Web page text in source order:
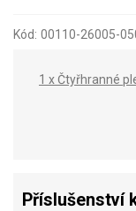
Kód: 00110-26005-
1 x Čtyřhranné
Příslušenství